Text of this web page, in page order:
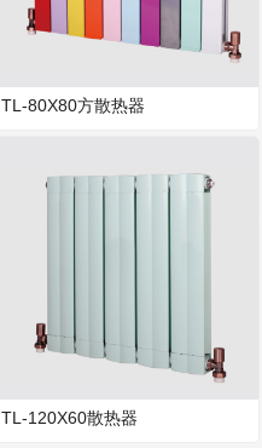
TL-80X80方散热器
TL-120X60散热器